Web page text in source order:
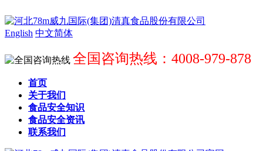
English 中文简体
全国咨询热线：4008-979-878
首页
关于我们
食品安全知识
食品安全资讯
联系我们